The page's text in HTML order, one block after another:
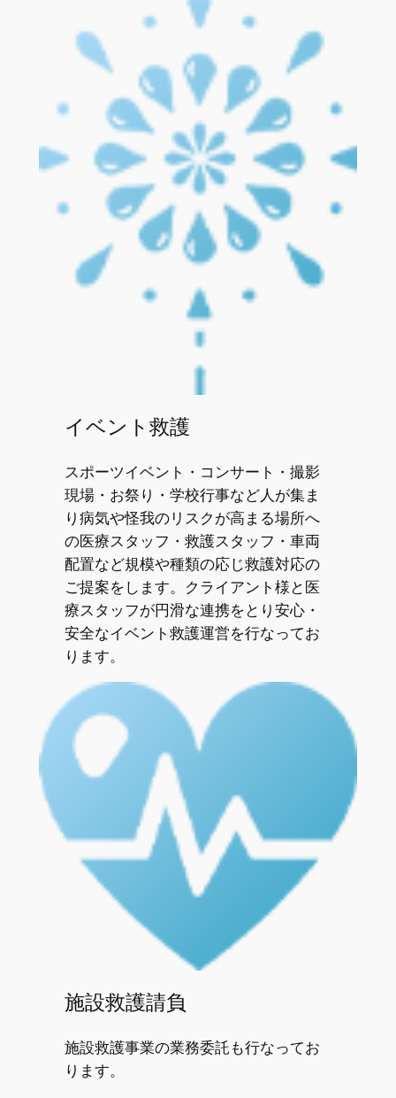
イベント救護
スポーツイベント・コンサート・撮影
現場・お祭り・学校行事など人が集ま
り病気や怪我のリスクが高まる場所へ
の医療スタッフ・救護スタッフ・車両
配置など規模や種類の応じ救護対応の
ご提案をします。クライアント様と医
療スタッフが円滑な連携をとり安心・
安全なイベント救護運営を行なってお
ります。
施設救護請負
施設救護事業の業務委託も行なってお
ります。